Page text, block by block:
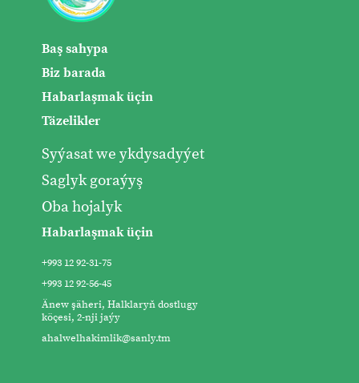
Baş sahypa
Biz barada
Habarlaşmak üçin
Täzelikler
Syýasat we ykdysadyýet
Saglyk goraýyş
Oba hojalyk
Habarlaşmak üçin
+993 12 92-31-75
+993 12 92-56-45
Änew şäheri, Halklaryň dostlugy
köçesi, 2-nji jaýy
ahalwelhakimlik@sanly.tm